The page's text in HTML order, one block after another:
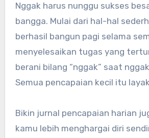
Nggak harus nunggu sukses
bangga. Mulai dari hal-hal
berhasil bangun pagi selama
menyelesaikan tugas yang
berani bilang “nggak” saat
Semua pencapaian kecil itu
Bikin jurnal pencapaian harian
kamu lebih menghargai diri